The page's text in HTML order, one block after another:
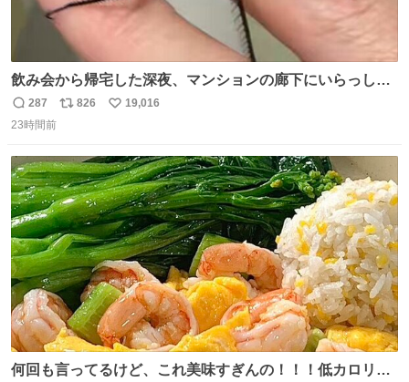
飲み会から帰宅した深夜、マンションの廊下にいらっしゃ
ったオニヤンマ様 まさかこんな都会でお会いできるなんて
思っておらず大興奮しております かっこよすぎる 指を差し
たが、飛ばないということは弱っていらっしゃるのでしょ
うか…素敵すぎる
返
信
287
リ
ト
数
826
い
数
19,016
23時間前
何回も言ってるけど、これ美味すぎんの！！！低カロリー